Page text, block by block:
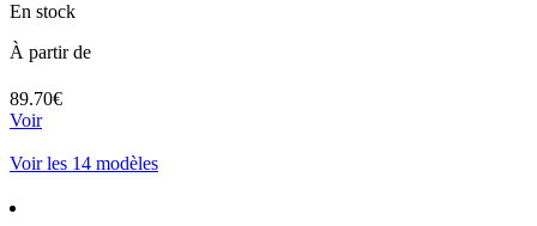
En stock
À partir de
89.70€
Voir
Voir les 14 modèles